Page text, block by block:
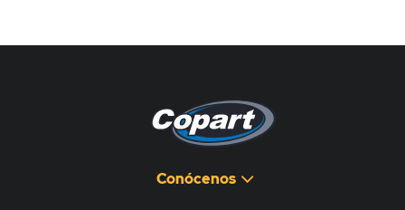
Conócenos